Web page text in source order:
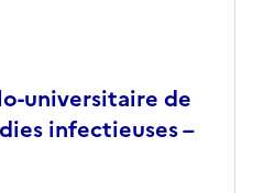
universitaire de
infectieuses –